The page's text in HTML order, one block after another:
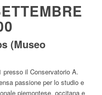
(Museo
presso il Conservatorio A.
passione per lo studio e
piemontese, occitana e